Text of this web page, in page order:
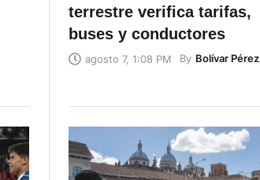
terrestre verifica tarifas,
buses y conductores
agosto 7, 1:08 PM By Bolívar Pérez